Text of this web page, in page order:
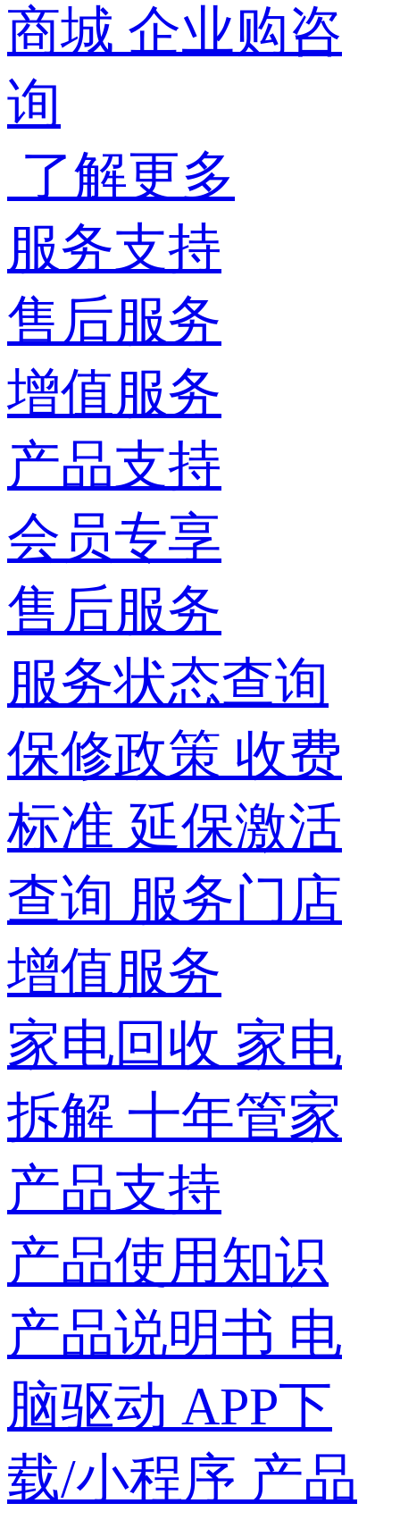
商城 企业购咨
询
了解更多
服务支持
售后服务
增值服务
产品支持
会员专享
售后服务
服务状态查询
保修政策 收费
标准 延保激活
查询 服务门店
增值服务
家电回收 家电
拆解 十年管家
产品支持
产品使用知识
产品说明书 电
脑驱动 APP下
载/小程序 产品